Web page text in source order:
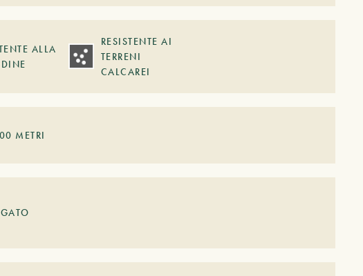
ALLA
RESISTENTE AI
TERRENI
CALCAREI
METRI